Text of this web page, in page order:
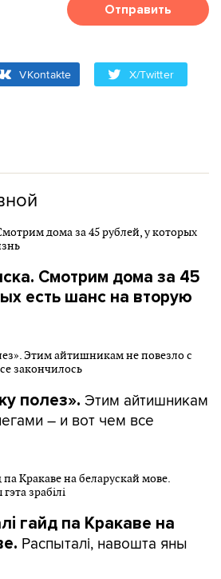
Отправить
VKontakte X/Twitter
Смотрим дома за 45
есть шанс на вторую
полез». Этим айтишникам
– и вот чем все
гайд па Кракаве на
Распыталі, навошта яны